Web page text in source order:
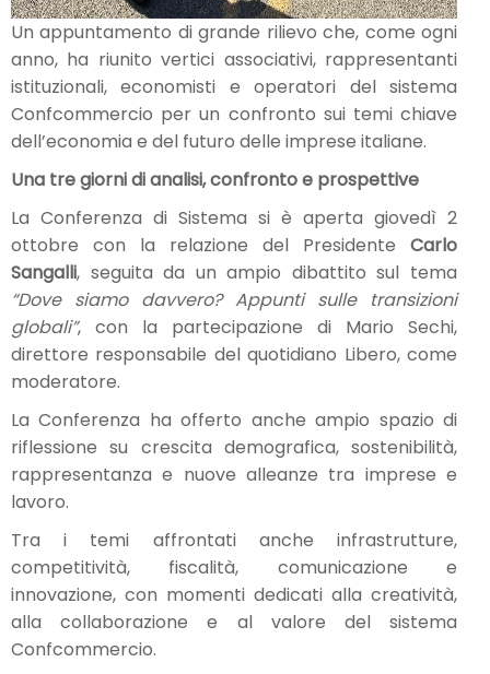
Un appuntamento di grande rilievo che, come ogni
anno, ha riunito vertici associativi, rappresentanti
istituzionali, economisti e operatori del sistema
Confcommercio per un confronto sui temi chiave
dell’economia e del futuro delle imprese italiane.
Una tre giorni di analisi, confronto e prospettive
La Conferenza di Sistema si è aperta giovedì 2
ottobre con la relazione del Presidente Carlo
Sangalli, seguita da un ampio dibattito sul tema
“Dove siamo davvero? Appunti sulle transizioni
globali”, con la partecipazione di Mario Sechi,
direttore responsabile del quotidiano Libero, come
moderatore.
La Conferenza ha offerto anche ampio spazio di
riflessione su crescita demografica, sostenibilità,
rappresentanza e nuove alleanze tra imprese e
lavoro.
Tra i temi affrontati anche infrastrutture,
competitività, fiscalità, comunicazione e
innovazione, con momenti dedicati alla creatività,
alla collaborazione e al valore del sistema
Confcommercio.